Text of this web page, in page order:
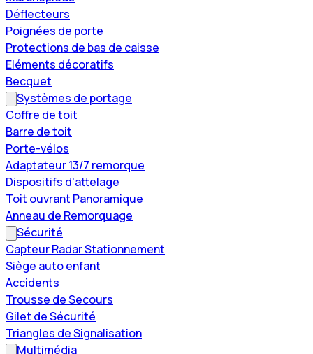
Déflecteurs
Poignées de porte
Protections de bas de caisse
Eléments décoratifs
Becquet
Systèmes de portage
Coffre de toit
Barre de toit
Porte-vélos
Adaptateur 13/7 remorque
Dispositifs d'attelage
Toit ouvrant Panoramique
Anneau de Remorquage
Sécurité
Capteur Radar Stationnement
Siège auto enfant
Accidents
Trousse de Secours
Gilet de Sécurité
Triangles de Signalisation
Multimédia